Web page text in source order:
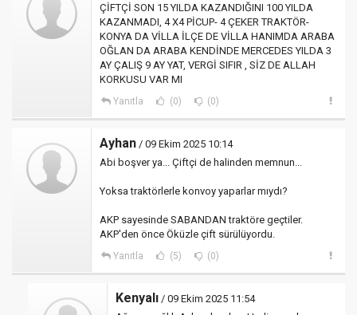
ÇİFTÇİ SON 15 YILDA KAZANDIĞINI 100 YILDA
KAZANMADI, 4 X4 PİCUP- 4 ÇEKER TRAKTÖR-
KONYA DA VİLLA İLÇE DE VİLLA HANIMDA ARABA
OĞLAN DA ARABA KENDİNDE MERCEDES YILDA 3
AY ÇALIŞ 9 AY YAT, VERGİ SIFIR , SİZ DE ALLAH
KORKUSU VAR MI
Yanıtla (0) (0)
Ayhan / 09 Ekim 2025 10:14
Abi boşver ya... Çiftçi de halinden memnun...
Yoksa traktörlerle konvoy yaparlar mıydı?
AKP sayesinde SABANDAN traktöre geçtiler.
AKP'den önce Öküzle çift sürülüyordu.
Yanıtla (5) (0)
Kenyalı / 09 Ekim 2025 11:54